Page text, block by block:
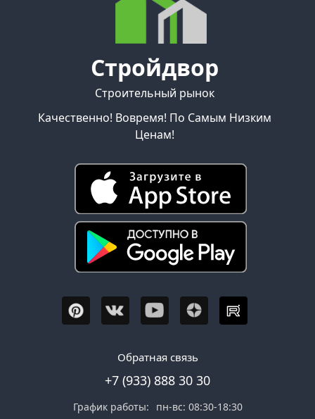
Стройдвор
Строительный рынок
Качественно! Вовремя! По Самым Низким
Ценам!
Обратная связь
+7 (933) 888 30 30
График работы: пн-вс: 08:30-18:30